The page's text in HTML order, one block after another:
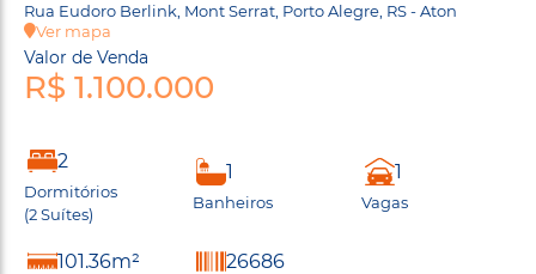
Rua Eudoro Berlink, Mont Serrat, Porto Alegre, RS - Aton
Ver mapa
Valor de Venda
R$ 1.100.000
2
Dormitórios
(2 Suítes)
1
Banheiros
1
Vagas
101.36m² 26686